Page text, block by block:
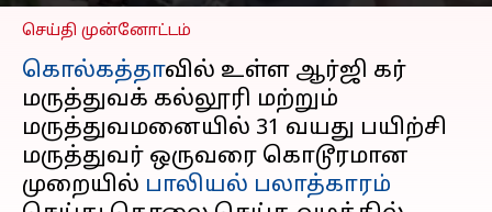
செய்தி முன்னோட்டம்
கொல்கத்தாவில் உள்ள ஆர்ஜி கர்
மருத்துவக் கல்லூரி மற்றும்
மருத்துவமனையில் 31 வயது பயிற்சி
மருத்துவர் ஒருவரை கொடூரமான
முறையில் பாலியல் பலாத்காரம்